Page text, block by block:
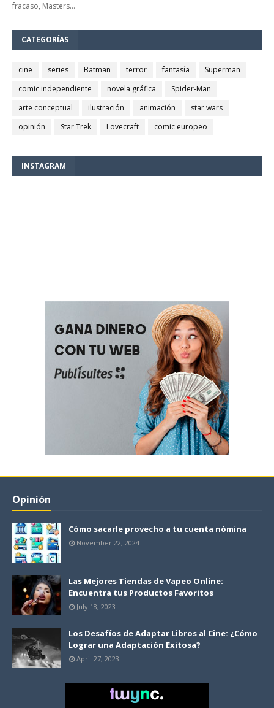
fracaso, Masters…
CATEGORÍAS
cine series Batman terror fantasía
Superman
comic independiente
novela gráfica
Spider-Man
arte conceptual
ilustración animación
star wars
opinión
Star Trek Lovecraft comic europeo
INSTAGRAM
Opinión
Cómo sacarle provecho a tu cuenta nómina
November 22, 2024
Las Mejores Tiendas de Vapeo Online:
Encuentra tus Productos Favoritos
July 18, 2023
Los Desafíos de Adaptar Libros al Cine: ¿Cómo
Lograr una Adaptación Exitosa?
April 27, 2023